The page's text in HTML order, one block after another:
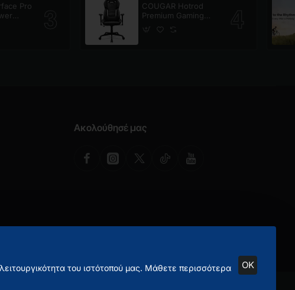
του ιστότοπού μας. Μάθετε περισσότερα
OK
Pro
COUGAR Hotrod
Premium Gaming
Chair Black
Ακολούθησέ μας